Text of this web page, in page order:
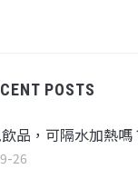
POSTS
品，可隔水加熱嗎
26